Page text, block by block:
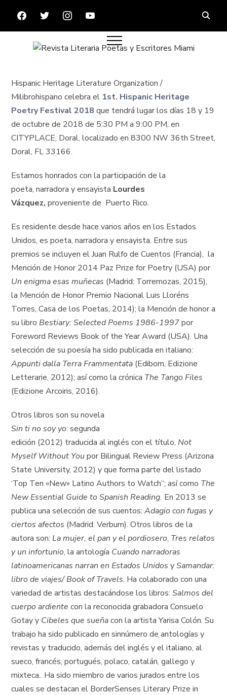
FACEBOOKTWITTERINSTAGRAMYOUTUBE
Hispanic Heritage Literature Organization /
Milibrohispano celebra el 1st. Hispanic Heritage
Poetry Festival 2018 que tendrá lugar los días 18 y 19
de octubre de 2018 de 5:30 PM a 9:00 PM, en
CITYPLACE, Doral, localizado en 8300 NW 36th Street,
Doral, FL 33166.
Estamos honrados con la participación de la
poeta, narradora y ensayista Lourdes
Vázquez, proveniente de Puerto Rico.
Es residente desde hace varios años en los Estados
Unidos, es poeta, narradora y ensayista. Entre sus
premios se incluyen el Juan Rulfo de Cuentos (Francia), la
Mención de Honor 2014 Paz Prize for Poetry (USA) por
Un enigma esas muñecas (Madrid: Torremozas, 2015),
la Mención de Honor Premio Nacional Luis Lloréns
Torres, Casa de los Poetas, 2014); la Mención de honor a
su libroBestiary: Selected Poems 1986-1997por
Foreword Reviews Book of the Year Award (USA). Una
selección de su poesía ha sido publicada en italiano:
Appunti dalla Terra Frammentata (Edibom, Edizione
Letterarie, 2012); así como la crónica The Tango Files
(Edizione Arcoiris, 2016).
Otros libros son su novela
Sin ti no soy yo: segunda
edición (2012) traducida al inglés con el título,Not
Myself Without Youpor Bilingual Review Press (Arizona
State University, 2012) y que forma parte del listado
‘Top Ten «New» Latino Authors to Watch’‘; así como The
New Essential Guide to Spanish Reading. En 2013 se
publica una selección de sus cuentos:Adagio con fugas y
ciertos afectos (Madrid: Verbum). Otros libros de la
autora son:La mujer, el pan y el pordiosero, Tres relatos
y un infortunio, la antología Cuando narradoras
latinoamericanas narran en Estados Unidos ySamandar:
libro de viajes/ Book of Travels. Ha colaborado con una
variedad de artistas destacándose los libros:Salmos del
cuerpo ardiente con la reconocida grabadora Consuelo
Gotay y Cibeles que sueñacon la artista Yarisa Colón. Su
trabajo ha sido publicado en sinnúmero de antologías y
revistas y traducido, además del inglés y el italiano, al
sueco, francés, portugués, polaco, catalán, gallego y
mixteca.. Ha sido miembro de varios jurados entre los
cuales se destacan el BorderSenses Literary Prize in